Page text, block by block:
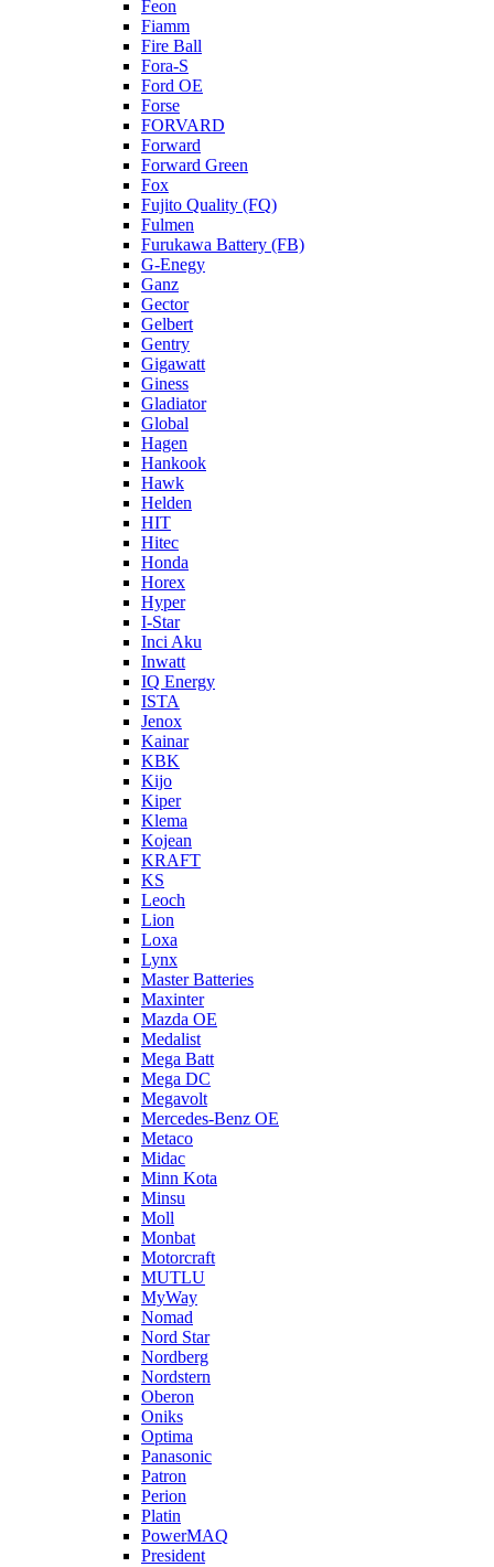
Feon
Fiamm
Fire Ball
Fora-S
Ford OE
Forse
FORVARD
Forward
Forward Green
Fox
Fujito Quality (FQ)
Fulmen
Furukawa Battery (FB)
G-Enegy
Ganz
Gector
Gelbert
Gentry
Gigawatt
Giness
Gladiator
Global
Hagen
Hankook
Hawk
Helden
HIT
Hitec
Honda
Horex
Hyper
I-Star
Inci Aku
Inwatt
IQ Energy
ISTA
Jenox
Kainar
KBK
Kijo
Kiper
Klema
Kojean
KRAFT
KS
Leoch
Lion
Loxa
Lynx
Master Batteries
Maxinter
Mazda OE
Medalist
Mega Batt
Mega DC
Megavolt
Mercedes-Benz OE
Metaco
Midac
Minn Kota
Minsu
Moll
Monbat
Motorcraft
MUTLU
MyWay
Nomad
Nord Star
Nordberg
Nordstern
Oberon
Oniks
Optima
Panasonic
Patron
Perion
Platin
PowerMAQ
President